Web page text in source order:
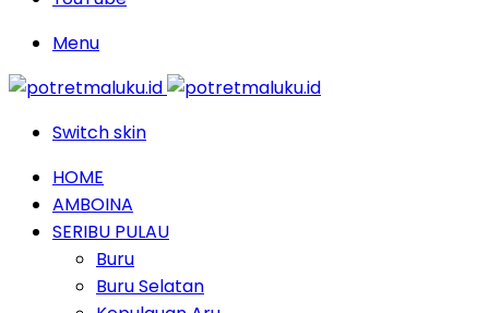
Menu
Switch skin
HOME
AMBOINA
SERIBU PULAU
Buru
Buru Selatan